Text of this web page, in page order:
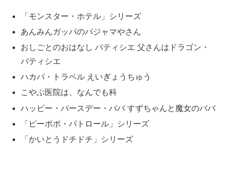
「モンスター・ホテル」シリーズ
あんみんガッパのパジャマやさん
おしごとのおはなし パティシエ 父さんはドラゴン・
パティシエ
ハカバ・トラベル えいぎょうちゅう
こやぶ医院は、なんでも科
ハッピー・バースデー・ババ すずちゃんと魔女のババ
「ピーポポ・パトロール」シリーズ
「かいとうドチドチ」シリーズ